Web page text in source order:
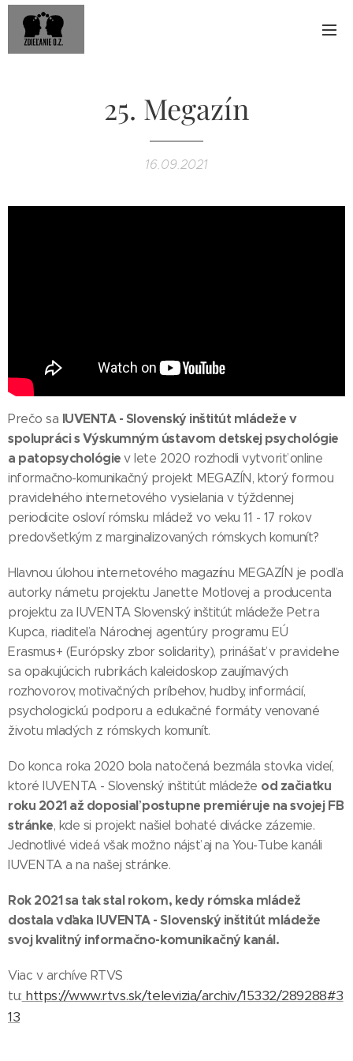
25. Megazín
16.09.2021
Prečo sa IUVENTA - Slovenský inštitút mládeže v
spolupráci s Výskumným ústavom detskej psychológie
a patopsychológiev lete 2020 rozhodli vytvoriť online
informačno-komunikačný projekt MEGAZÍN, ktorý formou
pravidelného internetového vysielania v týždennej
periodicite osloví rómsku mládež vo veku 11 - 17 rokov
predovšetkým z marginalizovaných rómskych komunít?
Hlavnou úlohou internetového magazínu MEGAZÍN je podľa
autorky námetu projektu Janette Motlovej a producenta
projektu za IUVENTA Slovenský inštitút mládeže Petra
Kupca, riaditeľa Národnej agentúry programu EÚ
Erasmus+ (Európsky zbor solidarity), prinášať v pravidelne
sa opakujúcich rubrikách kaleidoskop zaujímavých
rozhovorov, motivačných príbehov, hudby, informácií,
psychologickú podporu a edukačné formáty venované
životu mladých z rómskych komunít.
Do konca roka 2020 bola natočená bezmála stovka videí,
ktoré IUVENTA - Slovenský inštitút mládeže od začiatku
roku 2021 až doposiaľ postupne premiéruje na svojej FB
stránke, kde si projekt našiel bohaté divácke zázemie.
Jednotlivé videá však možno nájsť aj na You-Tube kanáli
IUVENTA a na našej stránke.
Rok 2021 sa tak stal rokom, kedy rómska mládež
dostala vďaka IUVENTA - Slovenský inštitút mládeže
svoj kvalitný informačno-komunikačný kanál.
Viac v archíve RTVS
tu: https://www.rtvs.sk/televizia/archiv/15332/289288#3
13